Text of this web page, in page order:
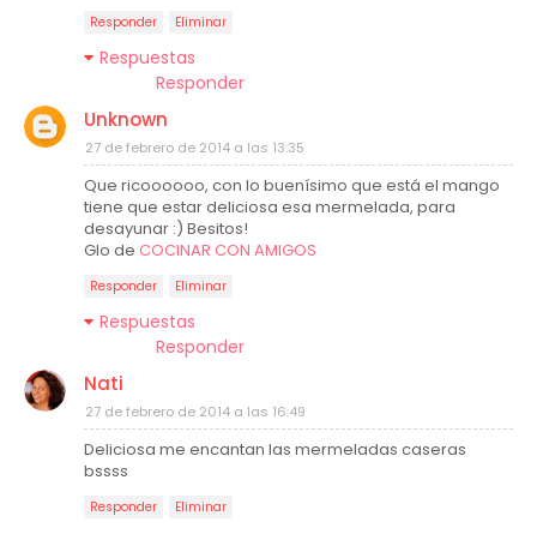
Responder Eliminar
Respuestas
Responder
Unknown
27 de febrero de 2014 a las 13:35
Que ricoooooo, con lo buenísimo que está el mango
tiene que estar deliciosa esa mermelada, para
desayunar :) Besitos!
Glo de COCINAR CON AMIGOS
Responder Eliminar
Respuestas
Responder
Nati
27 de febrero de 2014 a las 16:49
Deliciosa me encantan las mermeladas caseras
bssss
Responder Eliminar